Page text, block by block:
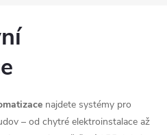
najdete systémy pro
– od chytré elektroinstalace až